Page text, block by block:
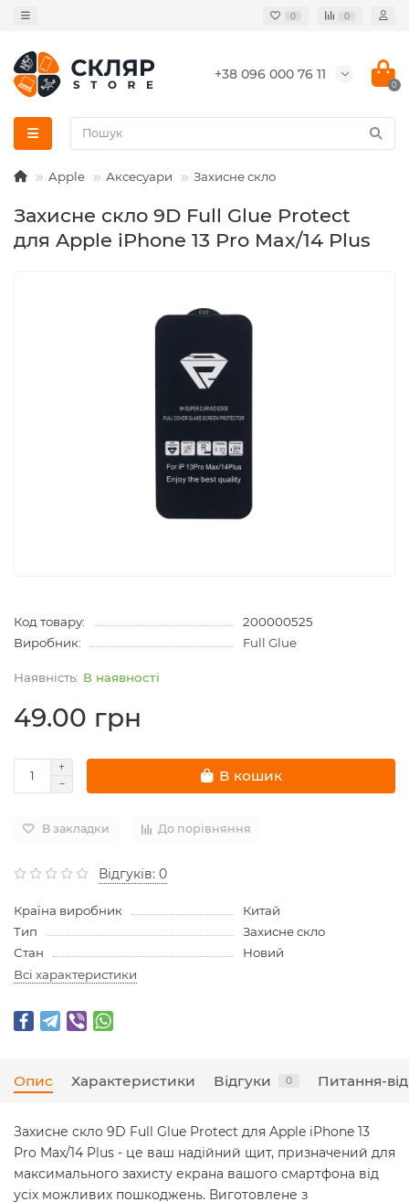
0 0
+38 096 000 76 11
0
Apple Аксесуари Захисне скло
Захисне скло 9D Full Glue Protect
для Apple iPhone 13 Pro Max/14 Plus
Код товару:
200000525
Виробник:
Full Glue
В наявності
49.00 грн
В кошик
В закладки До порівняння
Відгуків: 0
Країна виробник
Китай
Тип
Захисне скло
Стан
Новий
Всі характеристики
Опис Характеристики Відгуки 0 Питання-
Захисне скло 9D Full Glue Protect для Apple iPhone 13
Pro Max/14 Plus - це ваш надійний щит, призначений для
максимального захисту екрана вашого смартфона від
усіх можливих пошкоджень. Виготовлене з